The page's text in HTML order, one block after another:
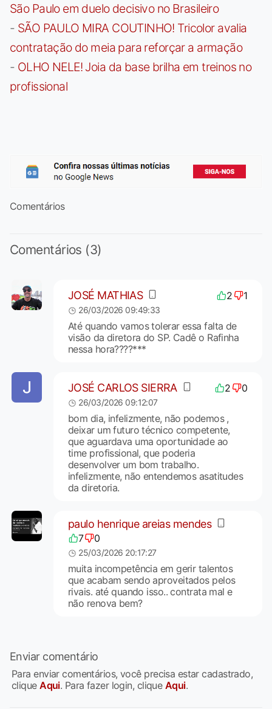
São Paulo em duelo decisivo no Brasileiro
- SÃO PAULO MIRA COUTINHO! Tricolor avalia
contratação do meia para reforçar a armação
- OLHO NELE! Joia da base brilha em treinos no
profissional
Comentários
Comentários (3)
JOSÉ MATHIAS 2 1
26/03/2026 09:49:33
Até quando vamos tolerar essa falta de
visão da diretora do SP. Cadê o Rafinha
nessa hora????***
JOSÉ CARLOS SIERRA 2 0
26/03/2026 09:12:07
bom dia, infelizmente, não podemos ,
deixar um futuro técnico competente,
que aguardava uma oportunidade ao
time profissional, que poderia
desenvolver um bom trabalho.
infelizmente, não entendemos asatitudes
da diretoria.
paulo henrique areias mendes
7 0
25/03/2026 20:17:27
muita incompetência em gerir talentos
que acabam sendo aproveitados pelos
rivais. até quando isso.. contrata mal e
não renova bem?
Enviar comentário
Para enviar comentários, você precisa estar cadastrado,
cliqueAqui. Para fazer login, clique Aqui.